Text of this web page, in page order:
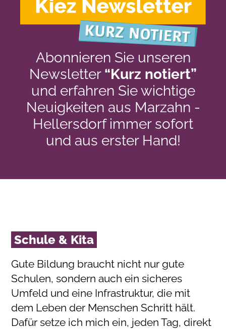
Abonnieren Sie unseren
Newsletter “Kurz notiert”
und erfahren Sie wichtige
Neuigkeiten aus Marzahn -
Hellersdorf immer sofort
und aus erster Hand!
Schule & Kita
Gute Bildung braucht nicht nur gute
Schulen, sondern auch ein sicheres
Umfeld und eine Infrastruktur, die mit
dem Leben der Menschen Schritt hält.
Dafür setze ich mich ein, jeden Tag, direkt